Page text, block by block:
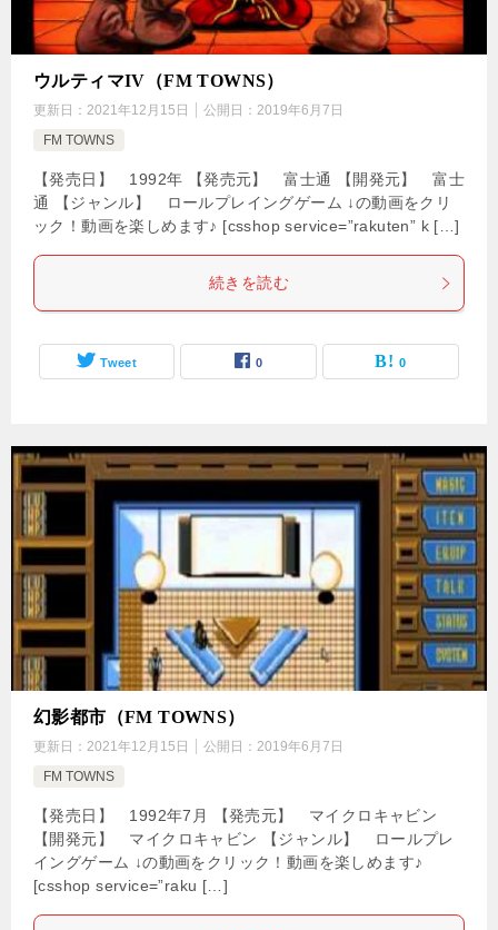
ウルティマIV（FM TOWNS）
更新日： 2021年12月15日 公開日： 2019年6月7日
FM TOWNS
【発売日】 1992年 【発売元】 富士通 【開発元】 富士
通 【ジャンル】 ロールプレイングゲーム ↓の動画をクリ
ック！動画を楽しめます♪ [csshop service=”rakuten” k […]
続きを読む
Tweet 0 0
幻影都市（FM TOWNS）
更新日： 2021年12月15日 公開日： 2019年6月7日
FM TOWNS
【発売日】 1992年7月 【発売元】 マイクロキャビン
【開発元】 マイクロキャビン 【ジャンル】 ロールプレ
イングゲーム ↓の動画をクリック！動画を楽しめます♪
[csshop service=”raku […]